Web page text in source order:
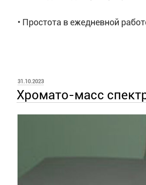
• Простота в ежедневной
ОПУБЛИКОВАНО
31.10.2023
Хромато-масс